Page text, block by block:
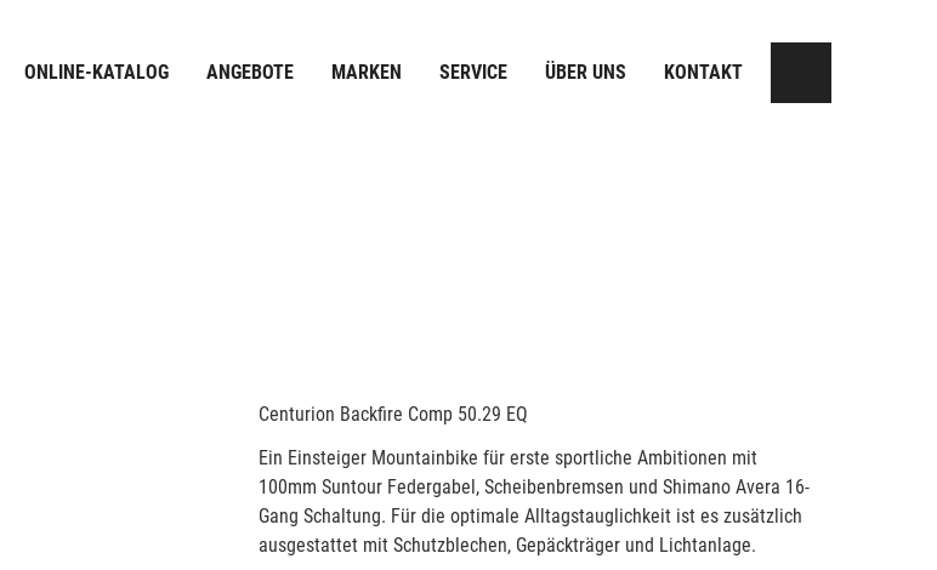
ONLINE-KATALOG ANGEBOTE MARKEN SERVICE ÜBER UNS KONTAKT
Centurion Backfire Comp 50.29 EQ
Ein Einsteiger Mountainbike für erste sportliche Ambitionen mit
100mm Suntour Federgabel, Scheibenbremsen und Shimano Avera 16-
Gang Schaltung. Für die optimale Alltagstauglichkeit ist es zusätzlich
ausgestattet mit Schutzblechen, Gepäckträger und Lichtanlage.